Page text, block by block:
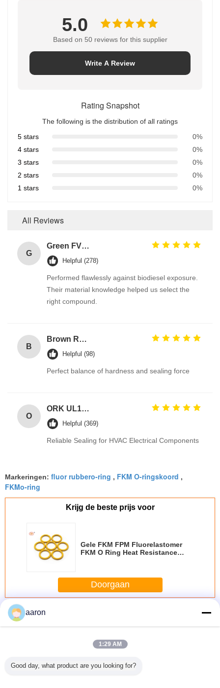
5.0
Based on 50 reviews for this supplier
Write A Review
Rating Snapshot
The following is the distribution of all ratings
5 stars
0%
4 stars
0%
3 stars
0%
2 stars
0%
1 stars
0%
All Reviews
G
Green FVMQ Fluorosilicone Heat Resistant O Ring Manufacturer For Refining Oil Equipment
Helpful (278)
Performed flawlessly against biodiesel exposure.
Their material knowledge helped us select the
right compound.
B
Brown Reddish FPM 90A High Pressure Resistance FKM O Ring Hydraulic Seals Manufacturer
Helpful (98)
Perfect balance of hardness and sealing force
O
ORK UL157 High Temperature Industrial Colored Silicone O Rings Suppliers
Helpful (369)
Reliable Sealing for HVAC Electrical Components
Markeringen: fluor rubbero-ring , FKM O-ringskoord ,
FKMo-ring
Krijg de beste prijs voor
Gele FKM FPM Fluorelastomer
FKM O Ring Heat Resistance
Doorgaan
MeerFKM o-ringen
De duurzame
De Kust van
aaron
1:29 AM
Good day, what product are you looking for?